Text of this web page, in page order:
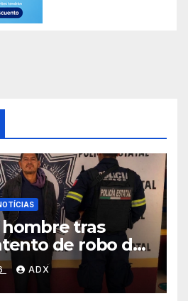
tras
de robo de
Xalatlaco
ADX